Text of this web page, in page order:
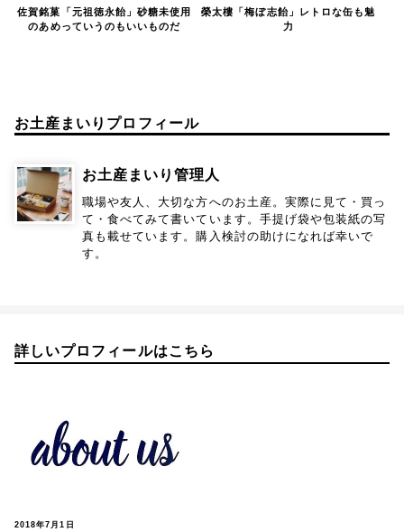
佐賀銘菓「元祖徳永飴」砂糖未使用
のあめっていうのもいいものだ
榮太樓「梅ぼ志飴」レトロな缶も魅
力
お土産まいりプロフィール
お土産まいり管理人
職場や友人、大切な方へのお土産。実際に見て・買っ
て・食べてみて書いています。手提げ袋や包装紙の写
真も載せています。購入検討の助けになれば幸いで
す。
詳しいプロフィールはこちら
2018年7月1日